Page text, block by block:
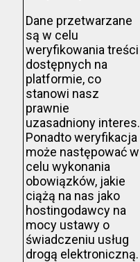
Dane przetwarzane
są w celu
weryfikowania treści
dostępnych na
platformie, co
stanowi nasz
prawnie
uzasadniony interes.
Ponadto weryfikacja
może następować w
celu wykonania
obowiązków, jakie
ciążą na nas jako
hostingodawcy na
mocy ustawy o
świadczeniu usług
drogą elektroniczną.